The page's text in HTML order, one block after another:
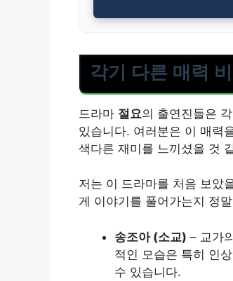
각기 다른 매력
드라마 절요의 출연진들은
있습니다. 여러분은 이 매력
색다른 재미를 느끼셨을 것
저는 이 드라마를 처음 보았
게 이야기를 풀어가는지 정
송조아 (소교) – 교가
적인 모습은 특히 인
수 있습니다.